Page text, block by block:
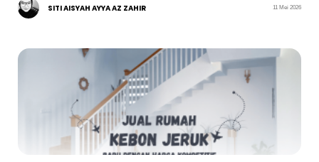
SITI AISYAH AYYA AZ ZAHIR 11 Mei 2026